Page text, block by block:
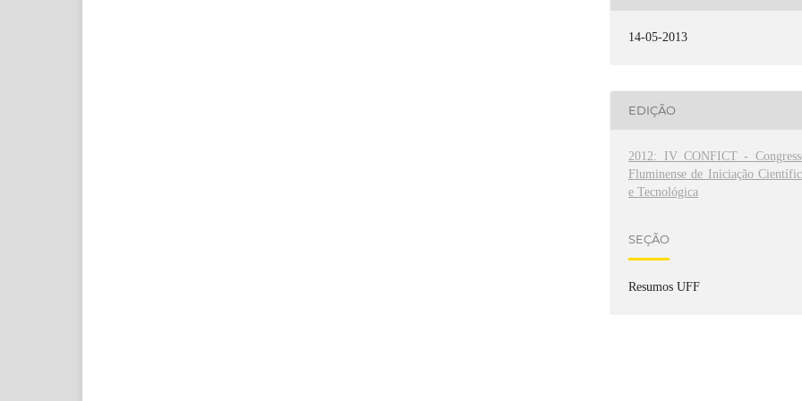
14-05-2013
EDIÇÃO
2012: IV CONFICT -
Fluminense de Iniciação
e Tecnológica
SEÇÃO
Resumos UFF